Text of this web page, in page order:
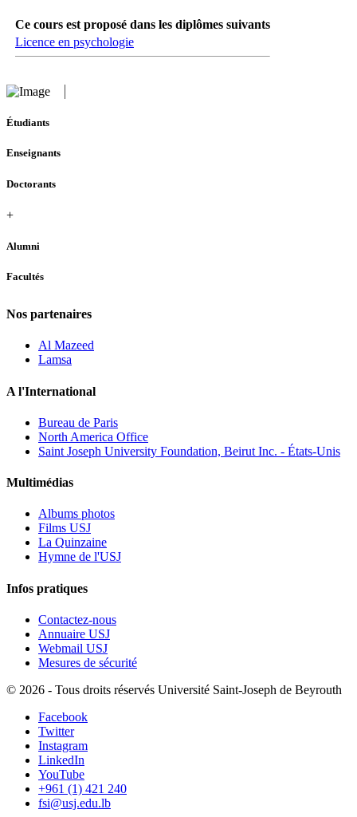
Ce cours est proposé dans les diplômes suivants
Licence en psychologie
Étudiants
Enseignants
Doctorants
+
Alumni
Facultés
Nos partenaires
Al Mazeed
Lamsa
A l'International
Bureau de Paris
North America Office
Saint Joseph University Foundation, Beirut Inc. - États-Unis
Multimédias
Albums photos
Films USJ
La Quinzaine
Hymne de l'USJ
Infos pratiques
Contactez-nous
Annuaire USJ
Webmail USJ
Mesures de sécurité
© 2026 - Tous droits réservés Université Saint-Joseph de Beyrouth
Facebook
Twitter
Instagram
LinkedIn
YouTube
+961 (1) 421 240
fsi@usj.edu.lb